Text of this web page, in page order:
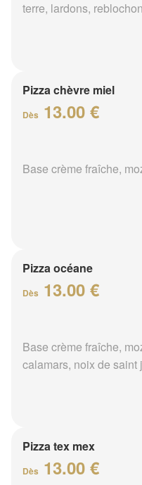
terre, lardons, reblochon
Pizza chèvre miel
Dès 13.00 €
Base crème fraîche,
Pizza océane
Dès 13.00 €
Base crème fraîche,
calamars, noix de
Pizza tex mex
Dès 13.00 €